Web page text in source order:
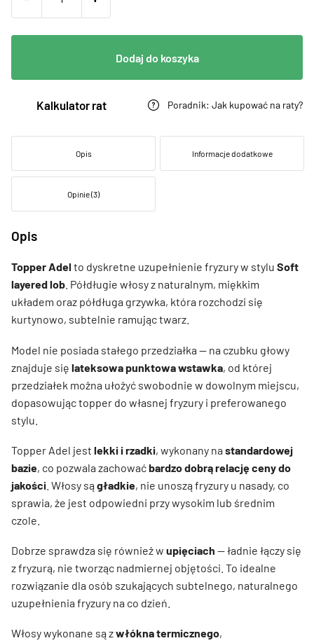
Dodaj do koszyka
Kalkulator rat Poradnik: Jak kupować na raty?
Opis Informacje dodatkowe
Opinie (3)
Opis
Topper Adel to dyskretne uzupełnienie fryzury w stylu Soft
layered lob . Półdługie włosy z naturalnym, miękkim
układem oraz półdługa grzywka, która rozchodzi się
kurtynowo, subtelnie ramując twarz.
Model nie posiada stałego przedziałka — na czubku głowy
znajduje się lateksowa punktowa wstawka, od której
przedziałek można ułożyć swobodnie w dowolnym miejscu,
dopasowując topper do własnej fryzury i preferowanego
stylu.
Topper Adel jest lekki i rzadki, wykonany na standardowej
bazie, co pozwala zachowaćbardzo dobrą relację ceny do
jakości . Włosy są gładkie, nie unoszą fryzury u nasady, co
sprawia, że jest odpowiedni przy wysokim lub średnim
czole.
Dobrze sprawdza się również w upięciach — ładnie łączy się
z fryzurą, nie tworząc nadmiernej objętości. To idealne
rozwiązanie dla osób szukających subtelnego, naturalnego
uzupełnienia fryzury na co dzień.
Włosy wykonane są zwłókna termicznego,